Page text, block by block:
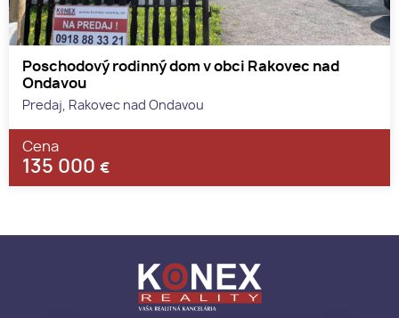
Poschodový rodinný dom v obci Rakovec nad
Ondavou
Predaj, Rakovec nad Ondavou
Cena
135 000 €